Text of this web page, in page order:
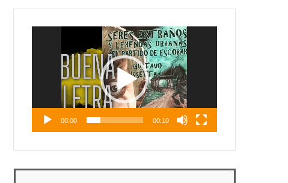
00:00 00:10